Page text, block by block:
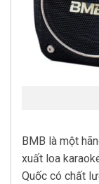
BMB là một
xuất loa
Quốc có chất